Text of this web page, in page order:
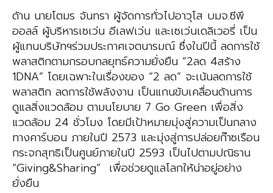
ด้าน นายโตมร จันทรา ผู้จัดการทั่วไปอาวุโส บมจ.ซีพี
ออลล์ ผู้บริหารเซเว่น อีเลฟเว่น และเซเว่นเดลิเวอรี่ เป็น
ผู้แทนบริษัทฯร่วมประกาศเจตนารมณ์ ซึ่งในปีนี้ ลดการใช้
พลาสติกตามกรอบกลยุทธ์ความยั่งยืน “2ลด 4สร้าง
1DNA” โดยเฉพาะในเรื่องของ “2 ลด” จะเน้นลดการใช้
พลาสติก ลดการใช้พลังงาน เป็นแกนขับเคลื่อนด้านการ
ดูแลสิ่งแวดล้อม ตามนโยบาย 7 Go Green เพื่อสิ่ง
แวดล้อม 24 ชั่วโมง โดยมีเป้าหมายมุ่งสู่ความเป็นกลาง
ทางคาร์บอน ภายในปี 2573 และมุ่งสู่การปล่อยก๊าซเรือน
กระจกสุทธิเป็นศูนย์ภายในปี 2593 เป็นไปตามปณิธาน
“Giving&Sharing” เพื่อช่วยดูแลโลกให้น่าอยู่อย่าง
ยั่งยืน